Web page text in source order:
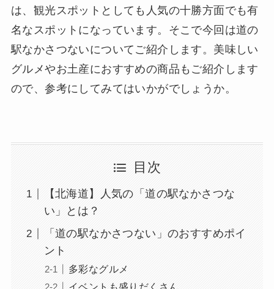
は、観光スポットとしても人気の十勝方面でも有
名なスポットになっています。そこで今回は道の
駅なかさつないについてご紹介します。美味しい
グルメやお土産におすすめの商品もご紹介します
ので、参考にしてみてはいかがでしょうか。
目次
【北海道】人気の「道の駅なかさつな
い」とは？
「道の駅なかさつない」のおすすめポイ
ント
多彩なグルメ
イベントも盛りだくさん